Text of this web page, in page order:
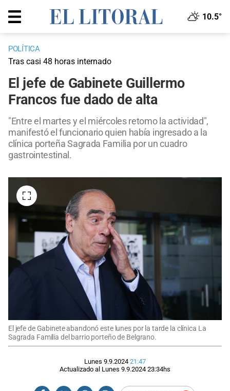
10.5°
POLÍTICA
Tras casi 48 horas internado
El jefe de Gabinete Guillermo
Francos fue dado de alta
"Entre el martes y el miércoles retomo la actividad",
manifestó el funcionario quien había ingresado a la
clínica porteña Sagrada Familia por un cuadro
gastrointestinal.
El jefe de Gabinete abandonó este lunes por la tarde la clínica La
Sagrada Familia del barrio porteño de Belgrano.
Lunes 9.9.2024 21:47
Actualizado al Lunes 9.9.2024 23:34hs